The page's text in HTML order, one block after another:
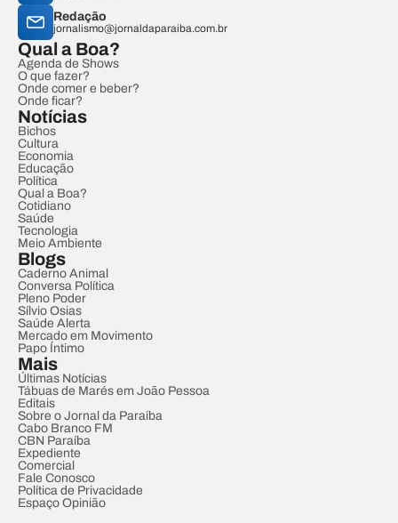
Redação
jornalismo@jornaldaparaiba.com.br
Qual a Boa?
Agenda de Shows
O que fazer?
Onde comer e beber?
Onde ficar?
Notícias
Bichos
Cultura
Economia
Educação
Política
Qual a Boa?
Cotidiano
Saúde
Tecnologia
Meio Ambiente
Blogs
Caderno Animal
Conversa Política
Pleno Poder
Sílvio Osias
Saúde Alerta
Mercado em Movimento
Papo Íntimo
Mais
Últimas Notícias
Tábuas de Marés em João Pessoa
Editais
Sobre o Jornal da Paraíba
Cabo Branco FM
CBN Paraíba
Expediente
Comercial
Fale Conosco
Política de Privacidade
Espaço Opinião